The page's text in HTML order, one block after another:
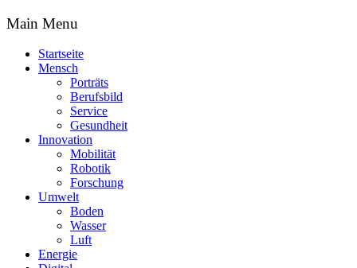
Main Menu
Startseite
Mensch
Porträts
Berufsbild
Service
Gesundheit
Innovation
Mobilität
Robotik
Forschung
Umwelt
Boden
Wasser
Luft
Energie